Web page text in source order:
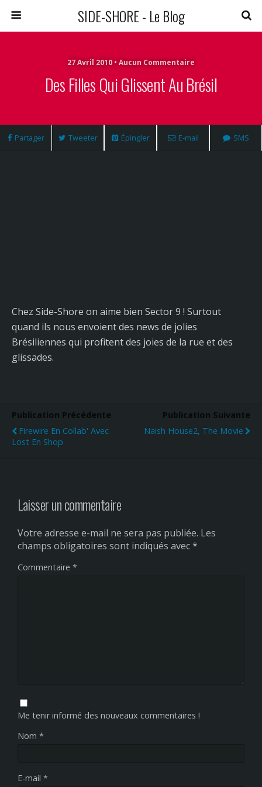
SIDE-SHORE - Le Blog
27 Avril 2010 • Aucun Commentaire
Des Filles Qui Glissent Au Brésil
Partager Tweeter Épingler E-mail SMS
Chez Side-Shore on aime bien Sector 9 ! Surtout
quand ils nous envoient des news de jolies
Brésiliennes qui profitent des joies de la rue et des
glissades.
Publication Précédente
Firewire En Collab' Avec
Lost En Shop
Publication Suivante
Naish House2, The Movie
Laisser un commentaire
Votre adresse e-mail ne sera pas publiée. Les
champs obligatoires sont indiqués avec*
Commentaire *
Me tenir informé des nouveaux commentaires !
Nom *
E-mail *